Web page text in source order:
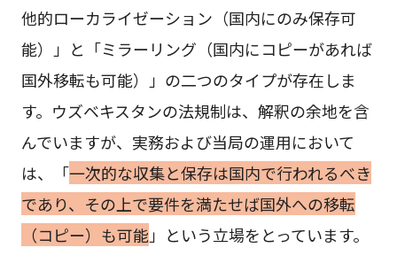
他的ローカライゼーション（国内にのみ保存可
能）」と「ミラーリング（国内にコピーがあれば
国外移転も可能）」の二つのタイプが存在しま
す。ウズベキスタンの法規制は、解釈の余地を含
んでいますが、実務および当局の運用において
は、「一次的な収集と保存は国内で行われるべき
であり、その上で要件を満たせば国外への移転
（コピー）も可能」という立場をとっています。